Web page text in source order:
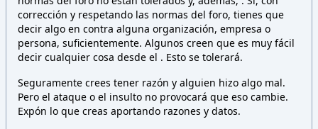
corrección y respetando las normas del foro, tienes que
decir algo en contra alguna organización, empresa o
persona, suficientemente. Algunos creen que es muy fácil
decir cualquier cosa desde el . Esto se tolerará.
Seguramente crees tener razón y alguien hizo algo mal.
Pero el ataque o el insulto no provocará que eso cambie.
Expón lo que creas aportando razones y datos.